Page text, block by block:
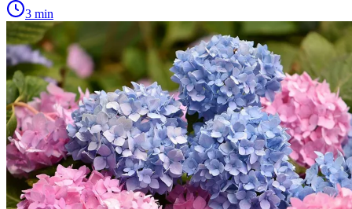
3 min